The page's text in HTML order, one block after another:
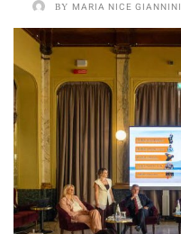
BY MARIA NICE GIANNINI